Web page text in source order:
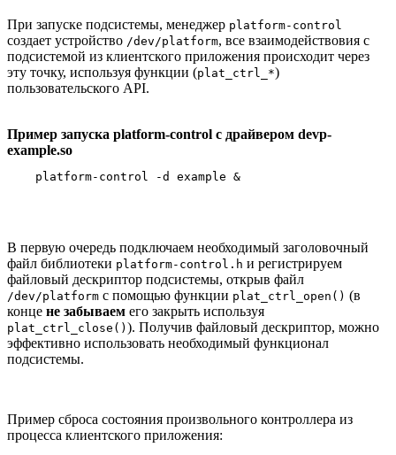
При запуске подсистемы, менеджер platform-control
создает устройство /dev/platform, все взаимодействовия с
подсистемой из клиентского приложения происходит через
эту точку, используя функции (plat_ctrl_*)
пользовательского API.
Пример запуска platform-control с драйвером devp-
example.so
    platform-control -d example &
В первую очередь подключаем необходимый заголовочный
файл библиотеки platform-control.h и регистрируем
файловый дескриптор подсистемы, открыв файл
/dev/platform с помощью функции plat_ctrl_open() (в
конце не забываем его закрыть используя
plat_ctrl_close() ). Получив файловый дескриптор, можно
эффективно использовать необходимый функционал
подсистемы.
Пример сброса состояния произвольного контроллера из
процесса клиентского приложения: